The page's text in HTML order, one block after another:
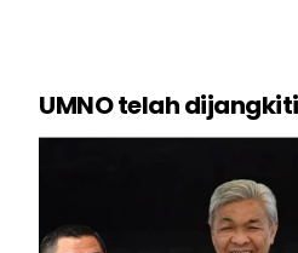
UMNO telah